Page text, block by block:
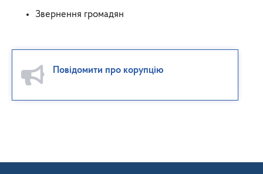
Звернення громадян
Повідомити про корупцію